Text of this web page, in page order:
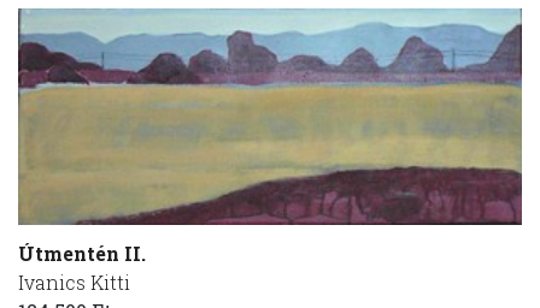
Útmentén II.
Ivanics Kitti